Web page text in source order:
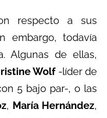
respecto a sus
embargo, todavía
Algunas de ellas,
Wolf-líder de
5 bajo par-, o las
, María Hernández,